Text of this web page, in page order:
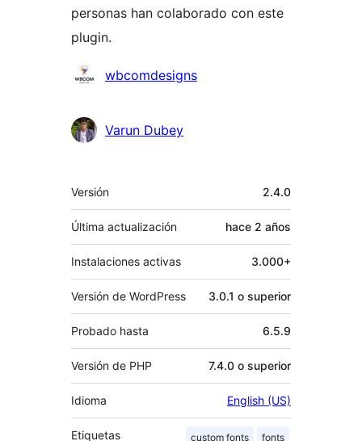
personas han colaborado con este
plugin.
Colaboradores
wbcomdesigns
Varun Dubey
Meta
Versión 2.4.0
Última actualización hace 2 años
Instalaciones activas 3.000+
Versión de WordPress 3.0.1 o superior
Probado hasta 6.5.9
Versión de PHP 7.4.0 o superior
Idioma English (US)
Etiquetas custom fonts fonts